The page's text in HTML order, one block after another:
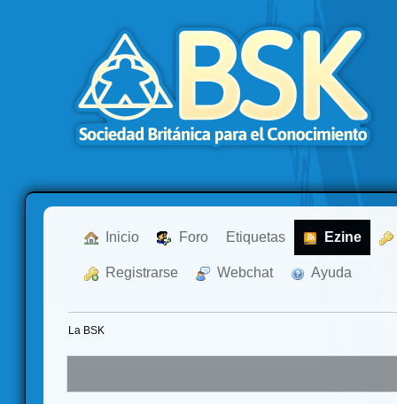
Inicio Foro Etiquetas Ezine
Registrarse Webchat Ayuda
La BSK